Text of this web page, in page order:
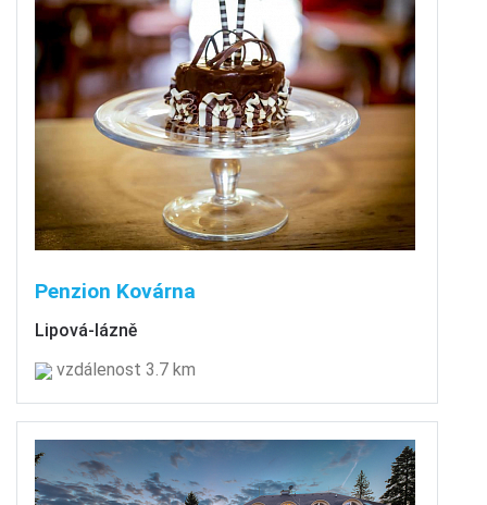
Penzion Kovárna
Lipová-lázně
vzdálenost 3.7 km